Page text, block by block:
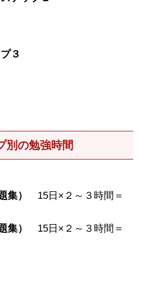
３
別の勉強時間
集）
15日×２～３時間＝
集）
15日×２～３時間＝